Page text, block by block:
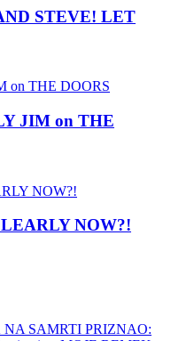
STEVE! LET
JIM on THE
NOW?!